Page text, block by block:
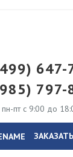
647-
797-
пн-пт с 9:00 до